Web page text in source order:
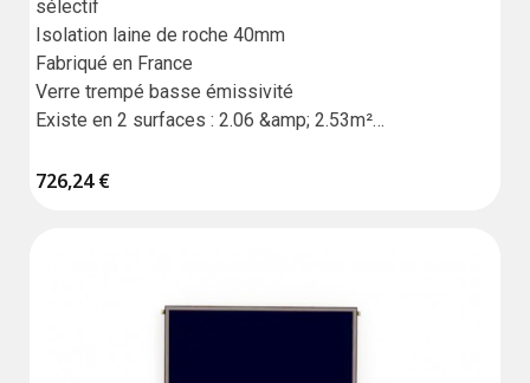
sélectif
Isolation laine de roche 40mm
Fabriqué en France
Verre trempé basse émissivité
Existe en 2 surfaces : 2.06 &amp; 2.53m²
726,24 €